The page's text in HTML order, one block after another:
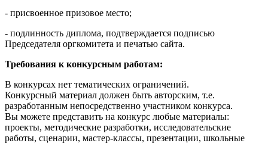
- присвоенное призовое место;
- подлинность диплома, подтверждается подписью
Председателя оргкомитета и печатью сайта.
Требования к конкурсным работам:
В конкурсах нет тематических ограничений.
Конкурсный материал должен быть авторским, т.е.
разработанным непосредственно участником конкурса.
Вы можете представить на конкурс любые материалы:
проекты, методические разработки, исследовательские
работы, сценарии, мастер-классы, презентации, школьные